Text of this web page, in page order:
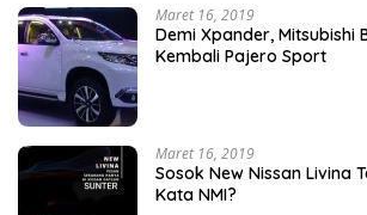
Maret 16, 2019
Demi Xpander, Mitsubishi
Kembali Pajero Sport
Maret 16, 2019
Sosok New Nissan Livina
Kata NMI?